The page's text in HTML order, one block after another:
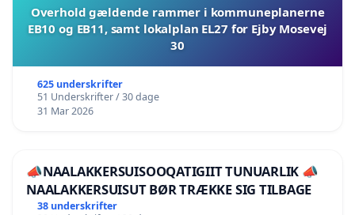
Overhold gældende rammer i kommuneplanerne
EB10 og EB11, samt lokalplan EL27 for Ejby Mosevej
30
625 underskrifter
51 Underskrifter / 30 dage
31 Mar 2026
📣NAALAKKERSUISOOQATIGIIT TUNUARLIK 📣
NAALAKKERSUISUT BØR TRÆKKE SIG TILBAGE
38 underskrifter